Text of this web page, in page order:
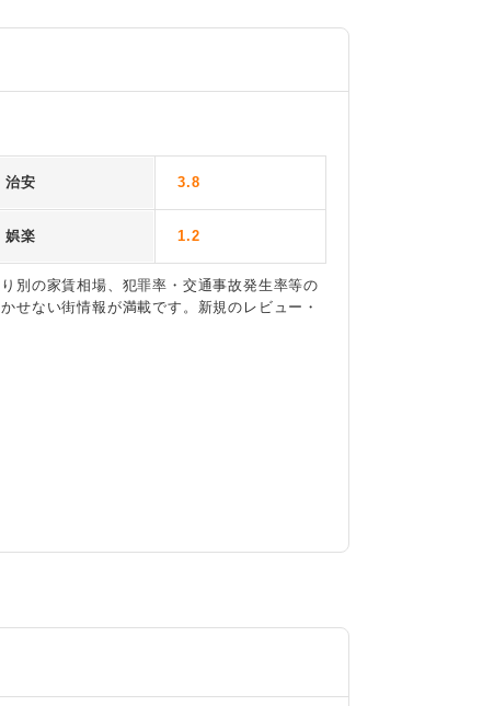
治安 3.8
娯楽 1.2
別の家賃相場、犯罪率・交通事故発生率等の
せない街情報が満載です。新規のレビュー・